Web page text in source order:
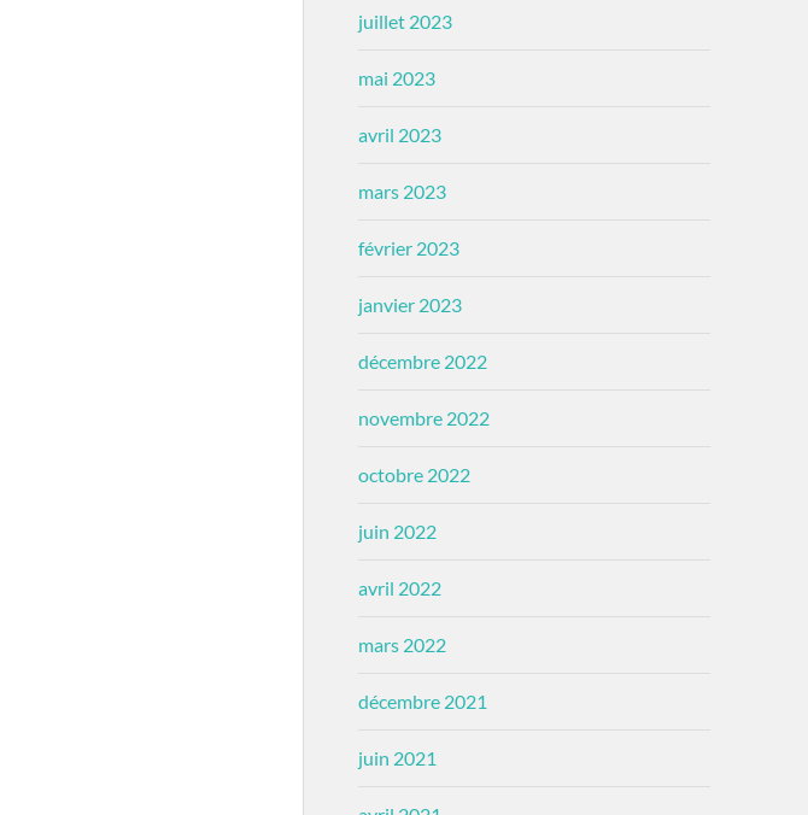
juillet 2023
mai 2023
avril 2023
mars 2023
février 2023
janvier 2023
décembre 2022
novembre 2022
octobre 2022
juin 2022
avril 2022
mars 2022
décembre 2021
juin 2021